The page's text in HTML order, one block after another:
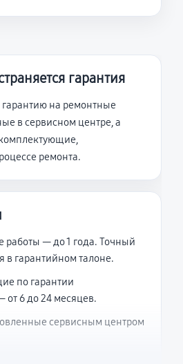
гарантия
на ремонтные
в сервисном центре, а
ремонта.
— до 1 года. Точный
в гарантийном талоне.
по гарантии
от 6 до 24 месяцев.
сервисным центром